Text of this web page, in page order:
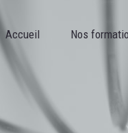
Accueil Nos